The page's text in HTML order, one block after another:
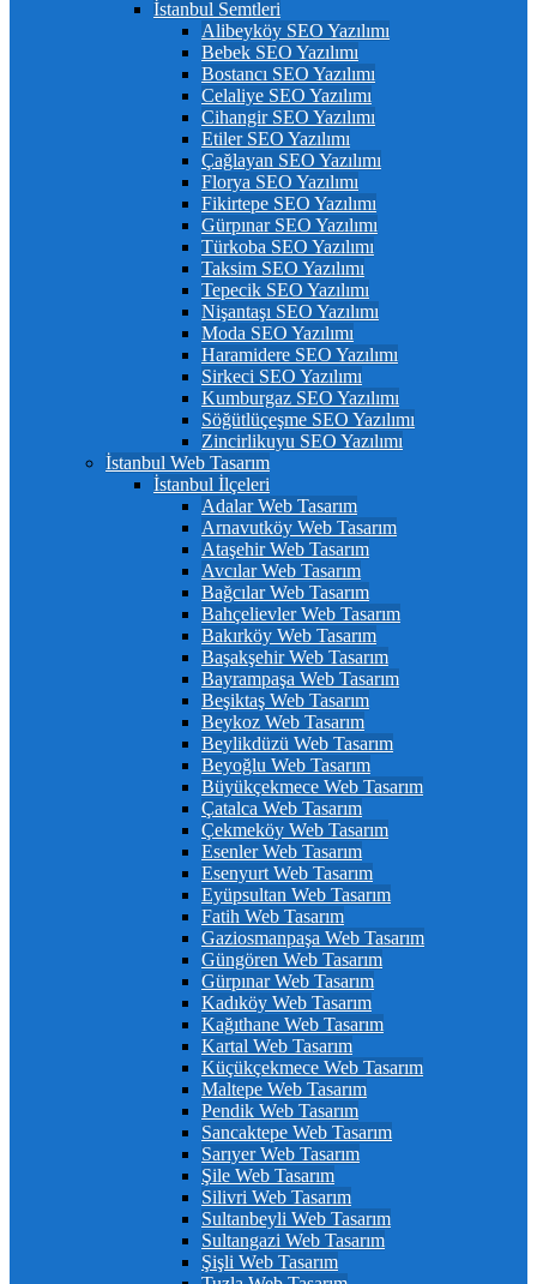
İstanbul Semtleri
Alibeyköy SEO Yazılımı
Bebek SEO Yazılımı
Bostancı SEO Yazılımı
Celaliye SEO Yazılımı
Cihangir SEO Yazılımı
Etiler SEO Yazılımı
Çağlayan SEO Yazılımı
Florya SEO Yazılımı
Fikirtepe SEO Yazılımı
Gürpınar SEO Yazılımı
Türkoba SEO Yazılımı
Taksim SEO Yazılımı
Tepecik SEO Yazılımı
Nişantaşı SEO Yazılımı
Moda SEO Yazılımı
Haramidere SEO Yazılımı
Sirkeci SEO Yazılımı
Kumburgaz SEO Yazılımı
Söğütlüçeşme SEO Yazılımı
Zincirlikuyu SEO Yazılımı
İstanbul Web Tasarım
İstanbul İlçeleri
Adalar Web Tasarım
Arnavutköy Web Tasarım
Ataşehir Web Tasarım
Avcılar Web Tasarım
Bağcılar Web Tasarım
Bahçelievler Web Tasarım
Bakırköy Web Tasarım
Başakşehir Web Tasarım
Bayrampaşa Web Tasarım
Beşiktaş Web Tasarım
Beykoz Web Tasarım
Beylikdüzü Web Tasarım
Beyoğlu Web Tasarım
Büyükçekmece Web Tasarım
Çatalca Web Tasarım
Çekmeköy Web Tasarım
Esenler Web Tasarım
Esenyurt Web Tasarım
Eyüpsultan Web Tasarım
Fatih Web Tasarım
Gaziosmanpaşa Web Tasarım
Güngören Web Tasarım
Gürpınar Web Tasarım
Kadıköy Web Tasarım
Kağıthane Web Tasarım
Kartal Web Tasarım
Küçükçekmece Web Tasarım
Maltepe Web Tasarım
Pendik Web Tasarım
Sancaktepe Web Tasarım
Sarıyer Web Tasarım
Şile Web Tasarım
Silivri Web Tasarım
Sultanbeyli Web Tasarım
Sultangazi Web Tasarım
Şişli Web Tasarım